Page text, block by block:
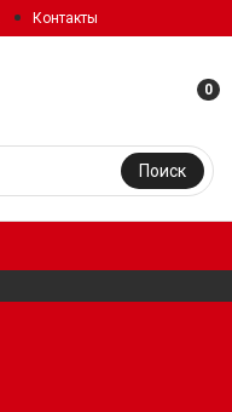
Контакты
Поиск
0